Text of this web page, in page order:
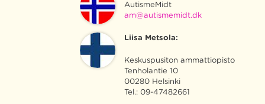
AutismeMidt
am@autismemidt.dk
Liisa Metsola:
Keskuspusiton ammattiopisto
Tenholantie 10
00280 Helsinki
Tel.: 09-47482661